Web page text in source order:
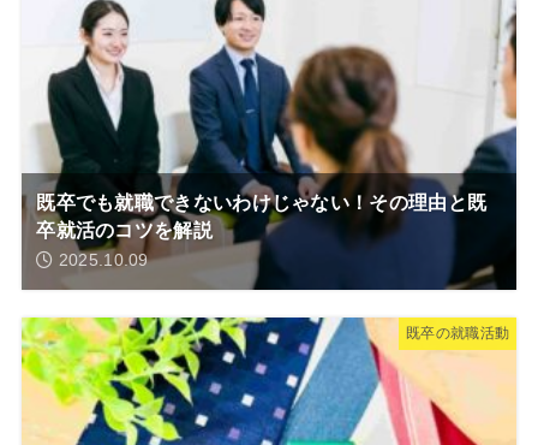
既卒でも就職できないわけじゃない！その理由と既
卒就活のコツを解説
2025.10.09
既卒の就職活動